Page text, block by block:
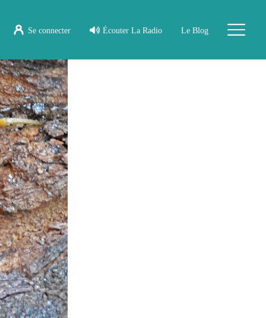
Se connecter Écouter La Radio Le Blog